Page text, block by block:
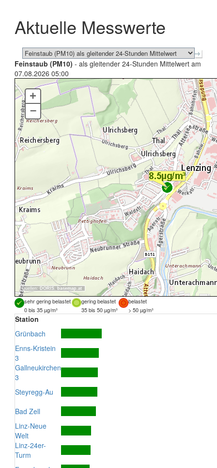
schließen
Aktuelle Messwerte
Feinstaub (PM10) - als gleitender 24-Stunden Mittelwert am
07.08.2026 05:00
Quellen: DORIS, basemap.at
+
–
sehr gering belastet gering belastet
belastet
0 bis 35 µg/m³
35 bis 50 µg/m³ > 50 µg/m³
Station
Grünbach
Enns-Kristein
3
Gallneukirchen
3
Steyregg-Au
Bad Zell
Linz-Neue
Welt
Linz-24er-
Turm